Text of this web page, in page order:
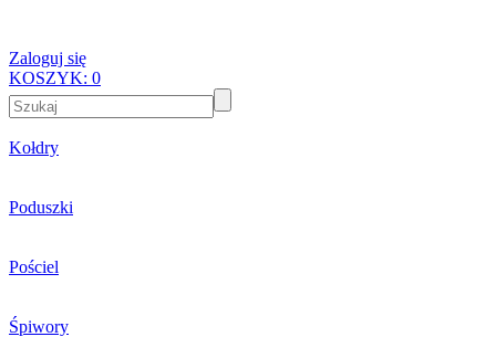
Zaloguj się
KOSZYK: 0
Kołdry
Poduszki
Pościel
Śpiwory